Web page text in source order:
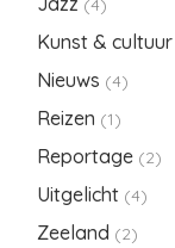
(4)
Kunst & cultuur
Nieuws (4)
Reizen (1)
Reportage (2)
Uitgelicht (4)
Zeeland (2)